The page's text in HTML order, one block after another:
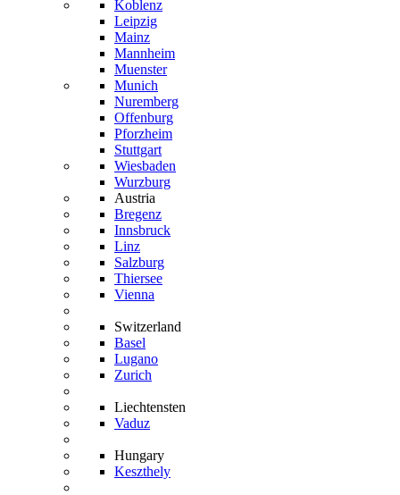
Koblenz
Leipzig
Mainz
Mannheim
Muenster
Munich
Nuremberg
Offenburg
Pforzheim
Stuttgart
Wiesbaden
Wurzburg
Austria
Bregenz
Innsbruck
Linz
Salzburg
Thiersee
Vienna
Switzerland
Basel
Lugano
Zurich
Liechtensten
Vaduz
Hungary
Keszthely